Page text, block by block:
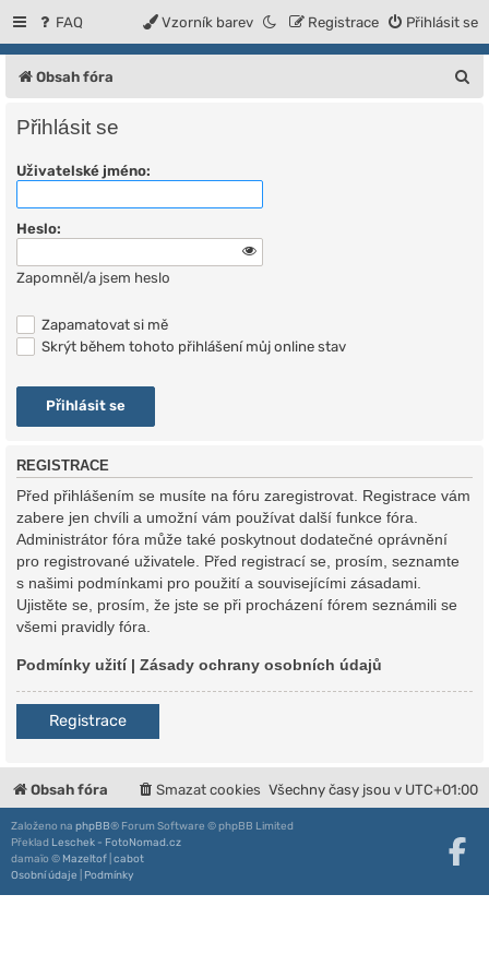
FAQ Přihlásit se
Registrace
Vzorník barev
Obsah fóra
Přihlásit se
Uživatelské jméno:
Heslo:
Zapomněl/a jsem heslo
Zapamatovat si mě
Skrýt během tohoto přihlášení můj online stav
REGISTRACE
Před přihlášením se musíte na fóru zaregistrovat. Registrace vám
zabere jen chvíli a umožní vám používat další funkce fóra.
Administrátor fóra může také poskytnout dodatečné oprávnění
pro registrované uživatele. Před registrací se, prosím, seznamte
s našimi podmínkami pro použití a souvisejícími zásadami.
Ujistěte se, prosím, že jste se při procházení fórem seznámili se
všemi pravidly fóra.
Podmínky užití| Zásady ochrany osobních údajů
Registrace
Obsah fóra Všechny časy jsou v UTC+01:00
Smazat cookies
Založeno na phpBB® Forum Software © phpBB Limited
Překlad Leschek - FotoNomad.cz
damaïo © Mazeltof cabot
Osobní údaje
Podmínky